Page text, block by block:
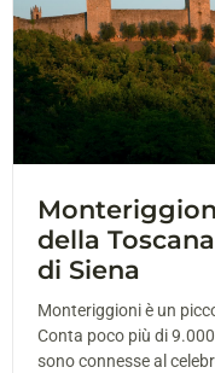
della
di Siena
Monteriggioni è un
Conta poco più di
sono connesse al